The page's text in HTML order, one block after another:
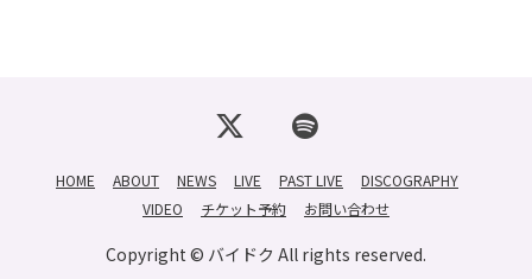
HOME ABOUT NEWS LIVE PAST LIVE
DISCOGRAPHY
VIDEO
チケット予約 お問い合わせ
Copyright © バイドク All rights reserved.